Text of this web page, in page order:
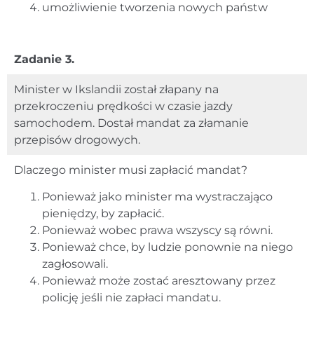
umożliwienie tworzenia nowych państw
Zadanie 3.
Minister w Ikslandii został złapany na
przekroczeniu prędkości w czasie jazdy
samochodem. Dostał mandat za złamanie
przepisów drogowych.
Dlaczego minister musi zapłacić mandat?
Ponieważ jako minister ma wystraczająco
pieniędzy, by zapłacić.
Ponieważ wobec prawa wszyscy są równi.
Ponieważ chce, by ludzie ponownie na niego
zagłosowali.
Ponieważ może zostać aresztowany przez
policję jeśli nie zapłaci mandatu.